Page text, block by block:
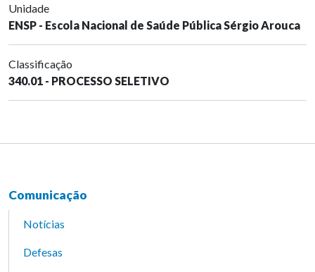
Unidade
ENSP - Escola Nacional de Saúde Pública Sérgio Arouca
Classificação
340.01 - PROCESSO SELETIVO
Comunicação
Notícias
Defesas